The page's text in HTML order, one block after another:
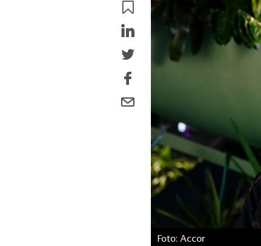
Foto: Accor